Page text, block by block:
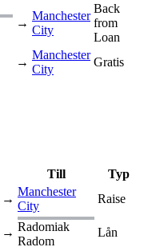
→
Manchester
City
Back
from
Loan
→
Manchester
City
Gratis
Till
Typ
→
Manchester
City
Raise
→ Radomiak
Radom
Lån